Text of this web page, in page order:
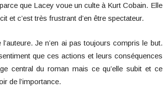
que Lacey voue un culte à Kurt Cobain. Elle
et c’est très frustrant d’en être spectateur.
Je n’en ai pas toujours compris le but.
que ces actions et leurs conséquences
central du roman mais ce qu’elle subit et ce
de l’importance.